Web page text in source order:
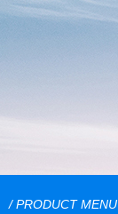
/ PRODUCT MENU